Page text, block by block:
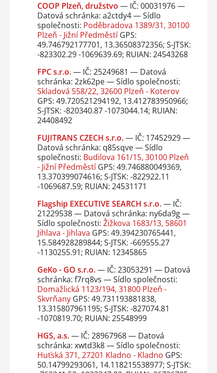
COOP Plzeň, družstvo — IČ: 00031976 —
Datová schránka: a2ctdy4 — Sídlo
společnosti: Poděbradova 1389/31, 30100
Plzeň - Jižní PředměstíGPS:
49.746792177701, 13.36508372356; S-JTSK:
-823302.29 -1069639.69; RUIAN: 24543268
FPC s.r.o.— IČ: 25249681 — Datová
schránka: 2zk62pe — Sídlo společnosti:
Skladová 558/22, 32600 Plzeň - Koterov
GPS: 49.720521294192, 13.412783950966;
S-JTSK: -820340.87 -1073044.14; RUIAN:
24408492
FUJITRANS CZECH s.r.o.— IČ: 17452929 —
Datová schránka: q85sqve — Sídlo
společnosti: Budilova 161/15, 30100 Plzeň
- Jižní PředměstíGPS: 49.746880049369,
13.370399074616; S-JTSK: -822922.11
-1069687.59; RUIAN: 24531171
Flagship EXECUTIVE SEARCH s.r.o.— IČ:
21229538 — Datová schránka: ny6da9g —
Sídlo společnosti: Žižkova 1683/13, 58601
Jihlava - Jihlava GPS: 49.394230765441,
15.584928289844; S-JTSK: -669555.27
-1130255.91; RUIAN: 12345865
GeKo - GO s.r.o.— IČ: 23053291 — Datová
schránka: f7rq8vs — Sídlo společnosti:
Domažlická 1123/194, 31800 Plzeň -
SkvrňanyGPS: 49.731193881838,
13.315807961195; S-JTSK: -827074.81
-1070819.70; RUIAN: 25548999
HGS, a.s.— IČ: 28967968 — Datová
schránka: xwtd3k8 — Sídlo společnosti:
Huťská 371, 27201 Kladno - Kladno GPS:
50.14799293061, 14.118215538977; S-JTSK: